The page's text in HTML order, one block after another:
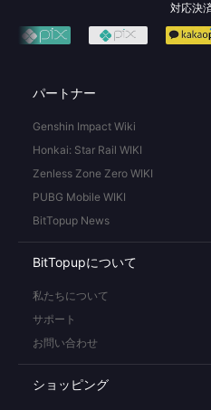
対応決
パートナー
Genshin Impact Wiki
Honkai: Star Rail WIKI
Zenless Zone Zero WIKI
PUBG Mobile WIKI
BitTopup News
BitTopupについて
私たちについて
サポート
お問い合わせ
ショッピング